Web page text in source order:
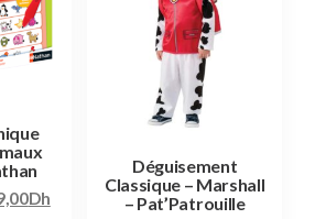
Dh
Déguisement
Classique – Marshall
– Pat’Patrouille